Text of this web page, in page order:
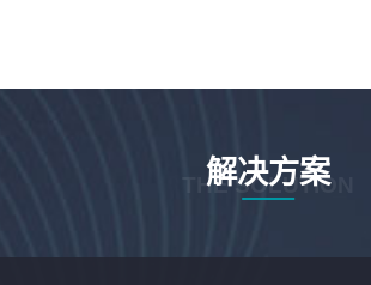
解决方案
THE SOLUTION